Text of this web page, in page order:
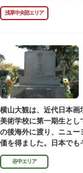
<「さらざんまい」監督
「実在する風景を舞台と
地域の方々にも受け入
設置年月日:令和3年3月10
浅草中央部エリア
横山大観は、近代日本
美術学校に第一期生と
の後海外に渡り、ニュ
価を得ました。日本でも
となりました。お墓は谷
谷中エリア